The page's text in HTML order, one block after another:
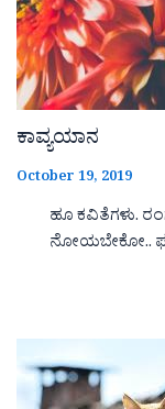
ಕಾವ್ಯಯಾನ
October 19, 2019
ಹೂ ಕವಿತೆಗಳು.
ನೋಯಬೇಕೋ..